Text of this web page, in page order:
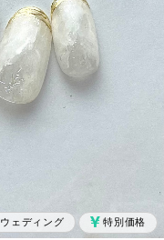
ウェディング 特別価格